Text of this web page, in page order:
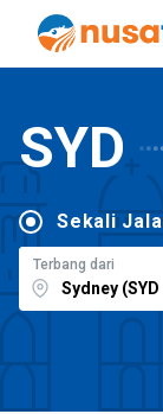
SYD
Sekali
Terbang dari